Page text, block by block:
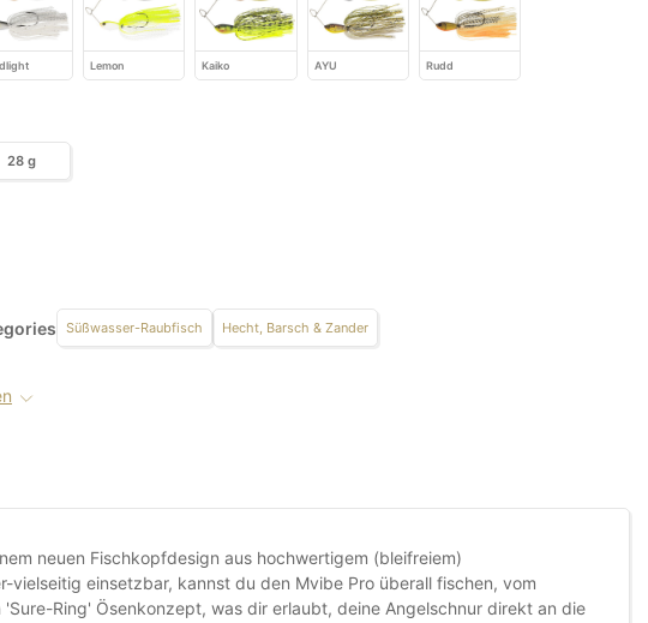
Lemon Kaiko AYU Rudd
28 g
Süßwasser-Raubfisch Hecht, Barsch & Zander
neuen Fischkopfdesign aus hochwertigem (bleifreiem)
einsetzbar, kannst du den Mvibe Pro überall fischen, vom
Ring' Ösenkonzept, was dir erlaubt, deine Angelschnur direkt an die